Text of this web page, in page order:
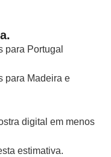
para Portugal
para Madeira e
digital em menos
estimativa.